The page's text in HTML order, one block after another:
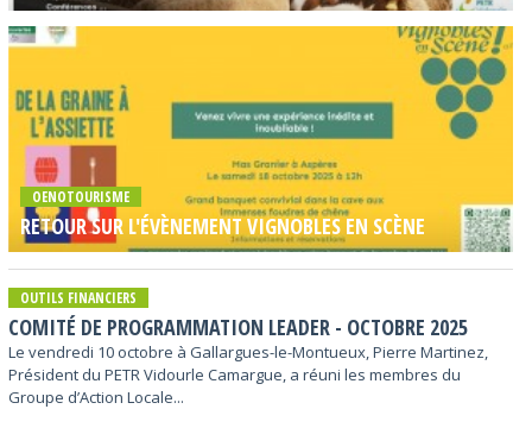
OENOTOURISME
RETOUR SUR L'ÉVÈNEMENT VIGNOBLES EN SCÈNE
OUTILS FINANCIERS
COMITÉ DE PROGRAMMATION LEADER - OCTOBRE 2025
Le vendredi 10 octobre à Gallargues-le-Montueux, Pierre Martinez,
Président du PETR Vidourle Camargue, a réuni les membres du
Groupe d’Action Locale...